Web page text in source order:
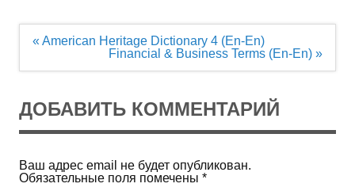
Навигация
« American Heritage Dictionary 4 (En-En)
Financial & Business Terms (En-En) »
ДОБАВИТЬ КОММЕНТАРИЙ
Ваш адрес email не будет опубликован.
Обязательные поля помечены *